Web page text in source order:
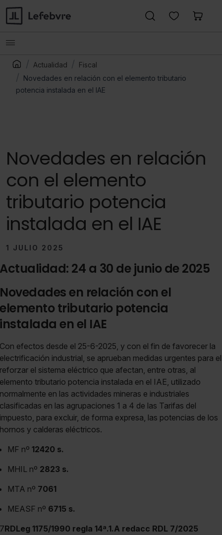
Actualidad
Fiscal
Novedades en relación con el elemento tributario
potencia instalada en el IAE
Novedades en relación
con el elemento
tributario potencia
instalada en el IAE
1 JULIO 2025
Actualidad: 24 a 30 de junio de 2025
Novedades en relación con el
elemento tributario potencia
instalada en el IAE
Con efectos desde el 25-6-2025, y con el fin de favorecer la
electrificación industrial, se aprueban medidas urgentes para el
reforzar el sistema eléctrico que afectan, entre otras, al
elemento tributario potencia instalada en el IAE, utilizado
normalmente en las actividades mineras e industriales
clasificadas en las agrupaciones 1 a 4 de las Tarifas del
impuesto, para excluir, de forma expresa, las potencias de los
hornos y calderas eléctricos.
MF nº 12420 s.
MHIL nº 2823 s.
MTA nº 7061
MEASF nº 6715 s.
7RDLeg 1175/1990 regla 14ª.1.A redacc RDL 7/2025